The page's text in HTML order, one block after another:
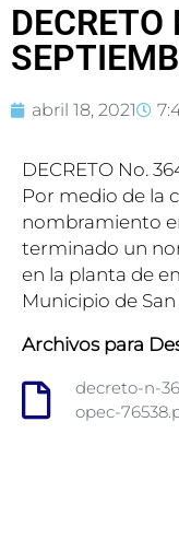
abril 18, 2021
DECRETO No.
Por medio de la
nombramiento
terminado un
en la planta de
Municipio de
Archivos para
decreto-n-
opec-